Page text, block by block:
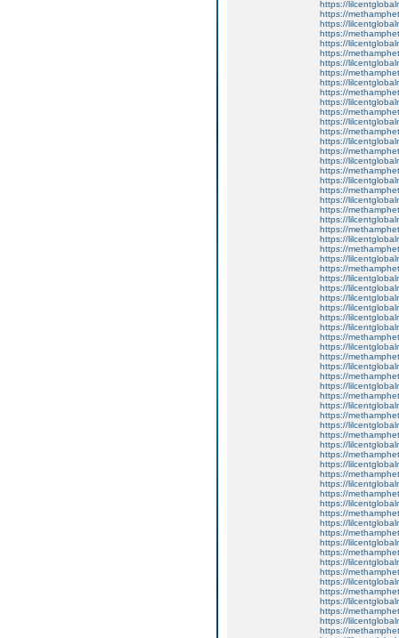
https://
https://
https://
https://
https://
https://
https://
https://
https://
https://
https://
https://
https://
https://
https://
https://
https://
https://
https://
https://
https://
https://
https://
https://
https://
https://
https://
https://
https://
https://
https://
https://
https://
https://
https://
https://
https://
https://
https://
https://
https://
https://
https://
https://
https://
https://
https://
https://
https://
https://
https://
https://
https://
https://
https://
https://
https://
https://
https://
https://
https://
https://
https://
https://
https://